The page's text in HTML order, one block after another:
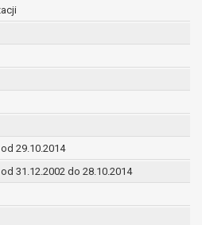
29.10.2014
31.12.2002 do 28.10.2014
a także obowiązków i
przez instytucje
Gminy;
umów;
interesów osoby, której
lub innej osoby fizycznej;
realizowanego w
lub w ramach
publicznej
przypadkach dane osobowe
są wyłącznie na podstawie
zgody w zakresie i celu